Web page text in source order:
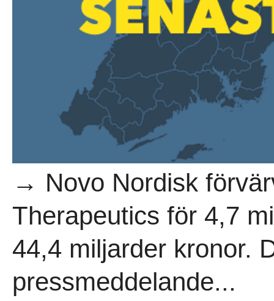
→ Novo Nordisk
Therapeutics för 4,7
44,4 miljarder kronor.
pressmeddelande...